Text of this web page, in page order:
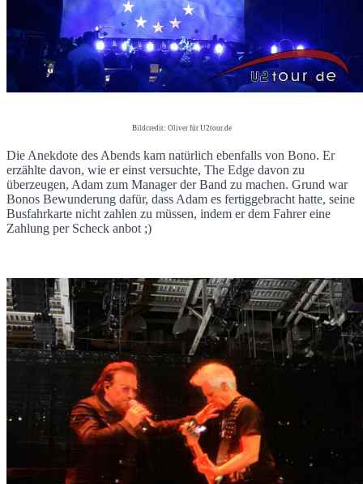
Bildcredit: Oliver für U2tour.de
Die Anekdote des Abends kam natürlich ebenfalls von Bono. Er
erzählte davon, wie er einst versuchte, The Edge davon zu
überzeugen, Adam zum Manager der Band zu machen. Grund war
Bonos Bewunderung dafür, dass Adam es fertiggebracht hatte, seine
Busfahrkarte nicht zahlen zu müssen, indem er dem Fahrer eine
Zahlung per Scheck anbot ;)